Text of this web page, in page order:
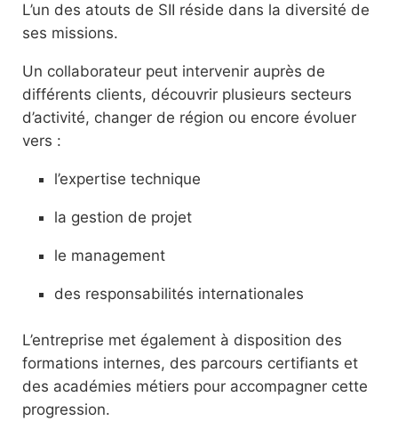
L’un des atouts de SII réside dans la diversité de
ses missions.
Un collaborateur peut intervenir auprès de
différents clients, découvrir plusieurs secteurs
d’activité, changer de région ou encore évoluer
vers :
l’expertise technique
la gestion de projet
le management
des responsabilités internationales
L’entreprise met également à disposition des
formations internes, des parcours certifiants et
des académies métiers pour accompagner cette
progression.